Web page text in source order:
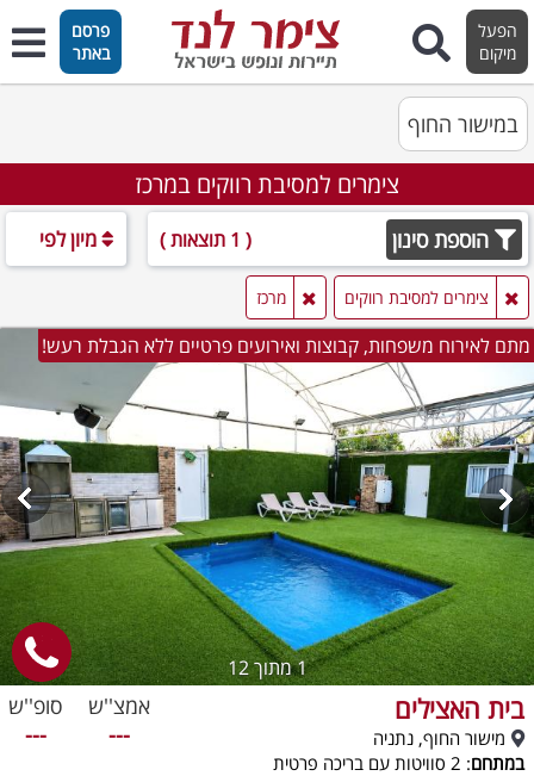
הפעל
מיקום
פרסם
באתר
במישור החוף
צימרים למסיבת רווקים במרכז
הוספת סינון ( 1 תוצאות ) מיון לפי
צימרים למסיבת רווקים מרכז
מתם לאירוח משפחות, קבוצות ואירועים פרטיים ללא הגבלת רעש!
1מתוך 12
בית האצילים
מישור החוף, נתניה
במתחם: 2 סוויטות עם בריכה פרטית
אמצ''ש
---
סופ''ש
---